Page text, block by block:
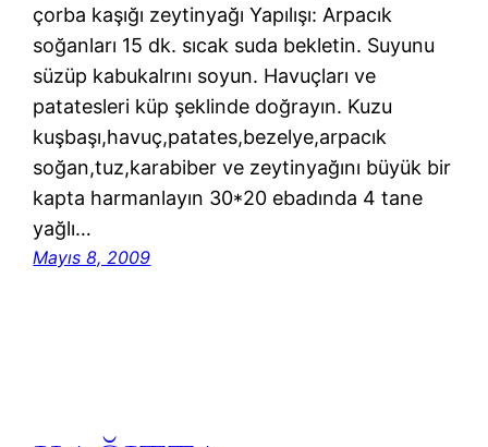
çorba kaşığı zeytinyağı Yapılışı: Arpacık
soğanları 15 dk. sıcak suda bekletin. Suyunu
süzüp kabukalrını soyun. Havuçları ve
patatesleri küp şeklinde doğrayın. Kuzu
kuşbaşı,havuç,patates,bezelye,arpacık
soğan,tuz,karabiber ve zeytinyağını büyük bir
kapta harmanlayın 30*20 ebadında 4 tane
yağlı…
Mayıs 8, 2009